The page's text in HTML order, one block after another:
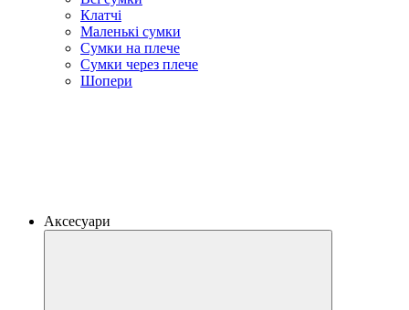
Клатчі
Маленькі сумки
Сумки на плече
Сумки через плече
Шопери
Аксесуари